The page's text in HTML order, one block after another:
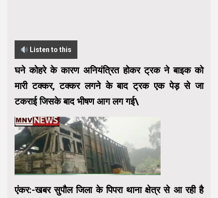
Listen to this
घने कोहरे के कारण अनियंत्रित होकर ट्रक ने बाइक को
मारी टक्कर, टक्कर लगने के बाद ट्रक एक पेड़ से जा
टकराई जिसके बाद भीषण आग लग गई\
एंकर:-खबर सुपौल जिला के पिपरा थाना क्षेत्र से आ रही है